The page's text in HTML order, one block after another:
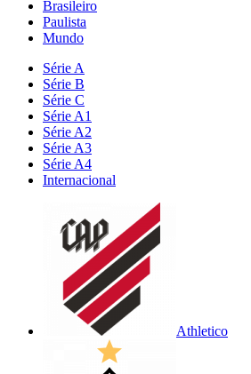
Brasileiro
Paulista
Mundo
Série A
Série B
Série C
Série A1
Série A2
Série A3
Série A4
Internacional
Athletico